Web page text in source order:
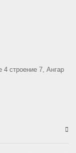
строение 7, Ангар